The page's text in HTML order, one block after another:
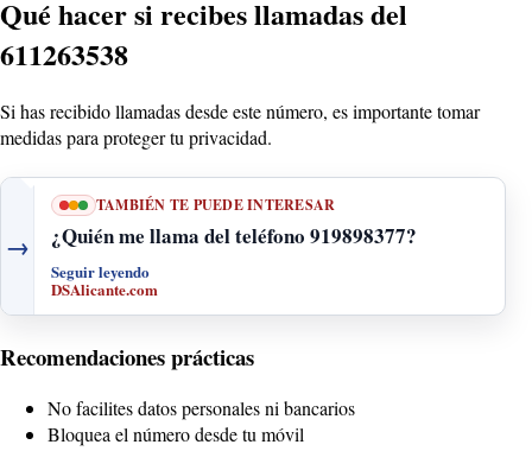
Qué hacer si recibes llamadas del
611263538
Si has recibido llamadas desde este número, es importante tomar
medidas para proteger tu privacidad.
→
TAMBIÉN TE PUEDE INTERESAR
¿Quién me llama del teléfono 919898377?
Seguir leyendo
DSAlicante.com
Recomendaciones prácticas
No facilites datos personales ni bancarios
Bloquea el número desde tu móvil